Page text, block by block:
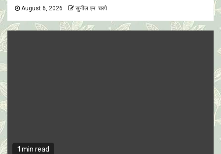
August 6, 2026 सुनील एम. चरपे
1 min read